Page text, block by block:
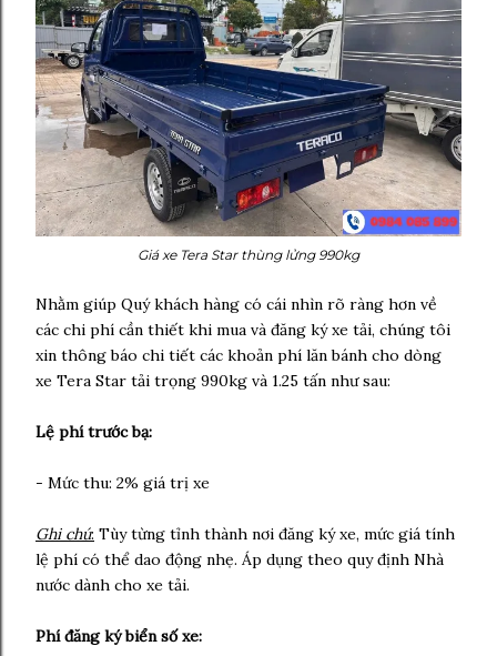
Giá xe Tera Star thùng lửng 990kg
Nhằm giúp Quý khách hàng có cái nhìn rõ ràng hơn về
các chi phí cần thiết khi mua và đăng ký xe tải, chúng tôi
xin thông báo chi tiết các khoản phí lăn bánh cho dòng
xe Tera Star tải trọng 990kg và 1.25 tấn như sau:
Lệ phí trước bạ:
- Mức thu: 2% giá trị xe
Ghi chú: Tùy từng tỉnh thành nơi đăng ký xe, mức giá tính
lệ phí có thể dao động nhẹ. Áp dụng theo quy định Nhà
nước dành cho xe tải.
Phí đăng ký biển số xe: